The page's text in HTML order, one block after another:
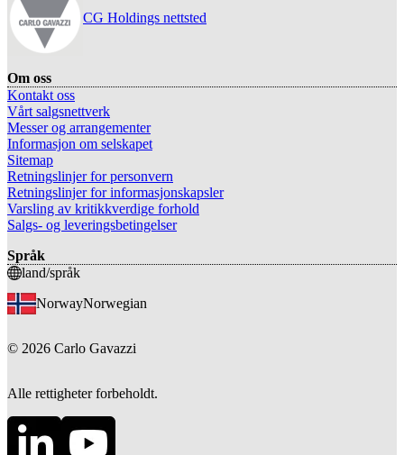
CG Holdings nettsted
Om oss
Kontakt oss
Vårt salgsnettverk
Messer og arrangementer
Informasjon om selskapet
Sitemap
Retningslinjer for personvern
Retningslinjer for informasjonskapsler
Varsling av kritikkverdige forhold
Salgs- og leveringsbetingelser
Språk
land/språk
NorwayNorwegian
© 2026 Carlo Gavazzi
Alle rettigheter forbeholdt.